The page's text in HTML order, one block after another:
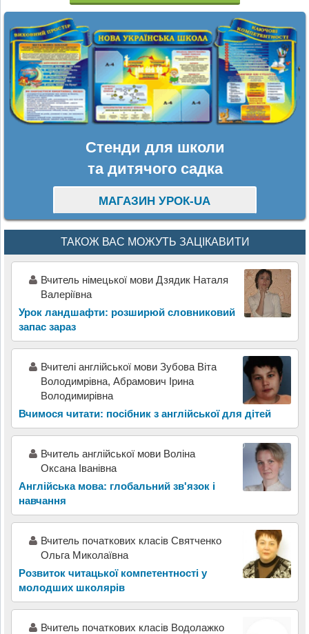
Стенди для школи
та дитячого садка
МАГАЗИН УРОК-UA
ТАКОЖ ВАС МОЖУТЬ ЗАЦІКАВИТИ
Вчитель німецької мови Дзядик Наталя
Валеріївна
Урок ландшафти: розширюй словниковий
запас зараз
Вчителі англійської мови Зубова Віта
Володимрівна, Абрамович Ірина
Володимирівна
Вчимося читати: посібник з англійської для дітей
Вчитель англійської мови Воліна
Оксана Іванівна
Англійська мова: глобальний зв'язок і
навчання
Вчитель початкових класів Святченко
Ольга Миколаївна
Розвиток читацької компетентності у
молодших школярів
Вчитель початкових класів Водолажко